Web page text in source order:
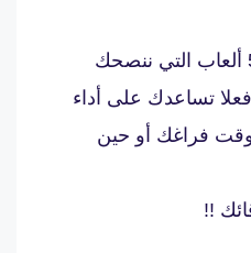
هذه كانت قائمتنا لأفضل 5 ألعاب التي ننصحك
فعلا تساعدك على أداء
فراغك أو حين
!!